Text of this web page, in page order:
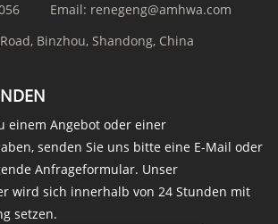
Email: renegeng@amhwa.com
Binzhou, Shandong, China
einem Angebot oder einer
senden Sie uns bitte eine E-Mail oder
Anfrageformular. Unser
wird sich innerhalb von 24 Stunden mit
setzen.